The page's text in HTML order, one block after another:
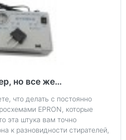
но все же…
что делать с постоянно
EPRON, которые
эта штука вам точно
к разновидности стирателей,